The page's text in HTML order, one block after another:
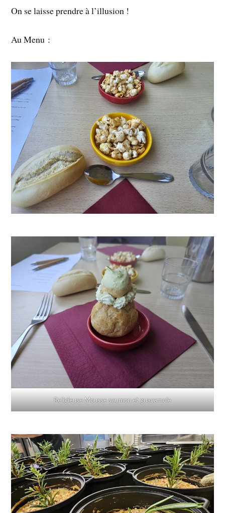
On se laisse prendre à l’illusion !
Au Menu :
Religieuse Mousse saumon et guacamole